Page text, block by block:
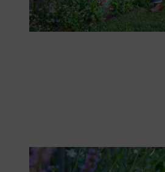
Die Mulchschicht aus Kies verringert die